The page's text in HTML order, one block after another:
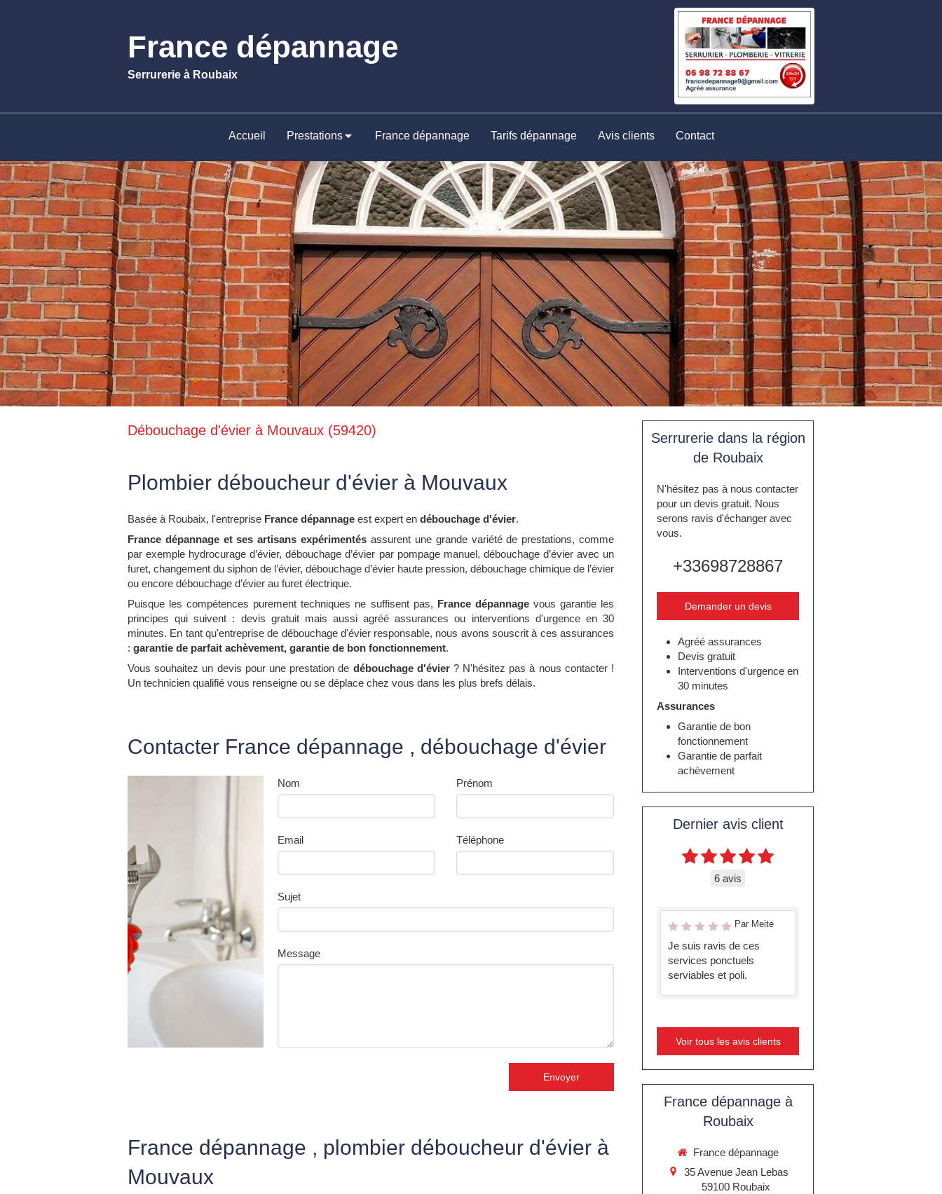
France dépannage
Serrurerie à Roubaix
Accueil Prestations France dépannage Tarifs dépannage Avis clients Contact
Débouchage d'évier à Mouvaux (59420)
Plombier déboucheur d'évier à Mouvaux
Basée à Roubaix, l'entreprise France dépannage est expert en débouchage d'évier.
France dépannage et ses artisans expérimentés assurent une grande variété de prestations, comme
par exemple hydrocurage d’évier, débouchage d’évier par pompage manuel, débouchage d’évier avec un
furet, changement du siphon de l’évier, débouchage d’évier haute pression, débouchage chimique de l’évier
ou encore débouchage d’évier au furet électrique.
Puisque les compétences purement techniques ne suffisent pas, France dépannage vous garantie les
principes qui suivent : devis gratuit mais aussi agréé assurances ou interventions d'urgence en 30
minutes. En tant qu'entreprise de débouchage d'évier responsable, nous avons souscrit à ces assurances
: garantie de parfait achèvement, garantie de bon fonctionnement.
Vous souhaitez un devis pour une prestation de débouchage d'évier? N'hésitez pas à nous contacter !
Un technicien qualifié vous renseigne ou se déplace chez vous dans les plus brefs délais.
Contacter France dépannage , débouchage d'évier
Nom Prénom
Email Téléphone
Sujet
Message
Envoyer
France dépannage , plombier déboucheur d'évier à
Mouvaux
Serrurerie dans la région
de Roubaix
N'hésitez pas à nous contacter
pour un devis gratuit. Nous
serons ravis d'échanger avec
vous.
+33698728867
Demander un devis
Agréé assurances
Devis gratuit
Interventions d'urgence en
30 minutes
Assurances
Garantie de bon
fonctionnement
Garantie de parfait
achèvement
Dernier avis client
6 avis
Par Meite
Je suis ravis de ces
services ponctuels
serviables et poli.
Voir tous les avis clients
France dépannage à
Roubaix
France dépannage
35 Avenue Jean Lebas
59100 Roubaix